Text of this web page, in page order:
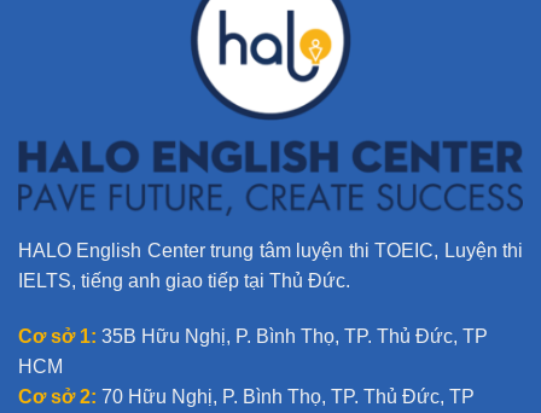
HALO English Center trung tâm luyện thi TOEIC, Luyện thi
IELTS, tiếng anh giao tiếp tại Thủ Đức.
Cơ sở 1: 35B Hữu Nghị, P. Bình Thọ, TP. Thủ Đức, TP
HCM
Cơ sở 2: 70 Hữu Nghị, P. Bình Thọ, TP. Thủ Đức, TP